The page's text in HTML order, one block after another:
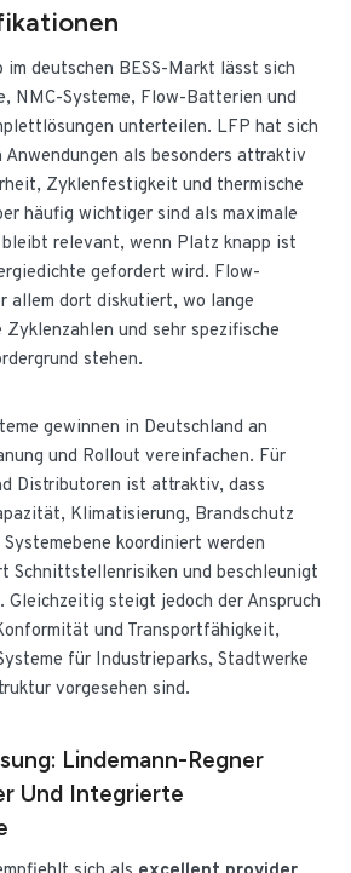
deutschen BESS-Markt lässt sich
NMC-Systeme, Flow-Batterien und
unterteilen. LFP hat sich
als besonders attraktiv
Zyklenfestigkeit und thermische
häufig wichtiger sind als maximale
relevant, wenn Platz knapp ist
gefordert wird. Flow-
allem dort diskutiert, wo lange
Zyklenzahlen und sehr spezifische
stehen.
gewinnen in Deutschland an
und Rollout vereinfachen. Für
Distributoren ist attraktiv, dass
Klimatisierung, Brandschutz
koordiniert werden
Schnittstellenrisiken und beschleunigt
Gleichzeitig steigt jedoch der Anspruch
und Transportfähigkeit,
für Industrieparks, Stadtwerke
vorgesehen sind.
Lindemann-Regner
Und Integrierte